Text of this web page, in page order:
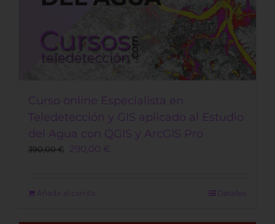
Curso online Especialista en
Teledetección y GIS aplicado al Estudio
del Agua con QGIS y ArcGIS Pro
390,00€
Original
390,00 €.
290,00 €
Añadir al carrito Detalles